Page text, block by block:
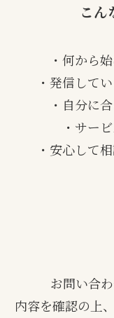
こん
・何から
・発信して
・自分に
・サー
・安心して
お問い合
内容を確認の上